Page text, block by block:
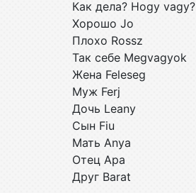
Как дела? Hogy vagy?
Хорошо Jo
Плохо Rossz
Так себе Megvagyok
Жена Feleseg
Муж Ferj
Дочь Leany
Сын Fiu
Мать Anya
Отец Apa
Друг Barat